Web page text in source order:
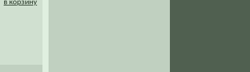
в корзину